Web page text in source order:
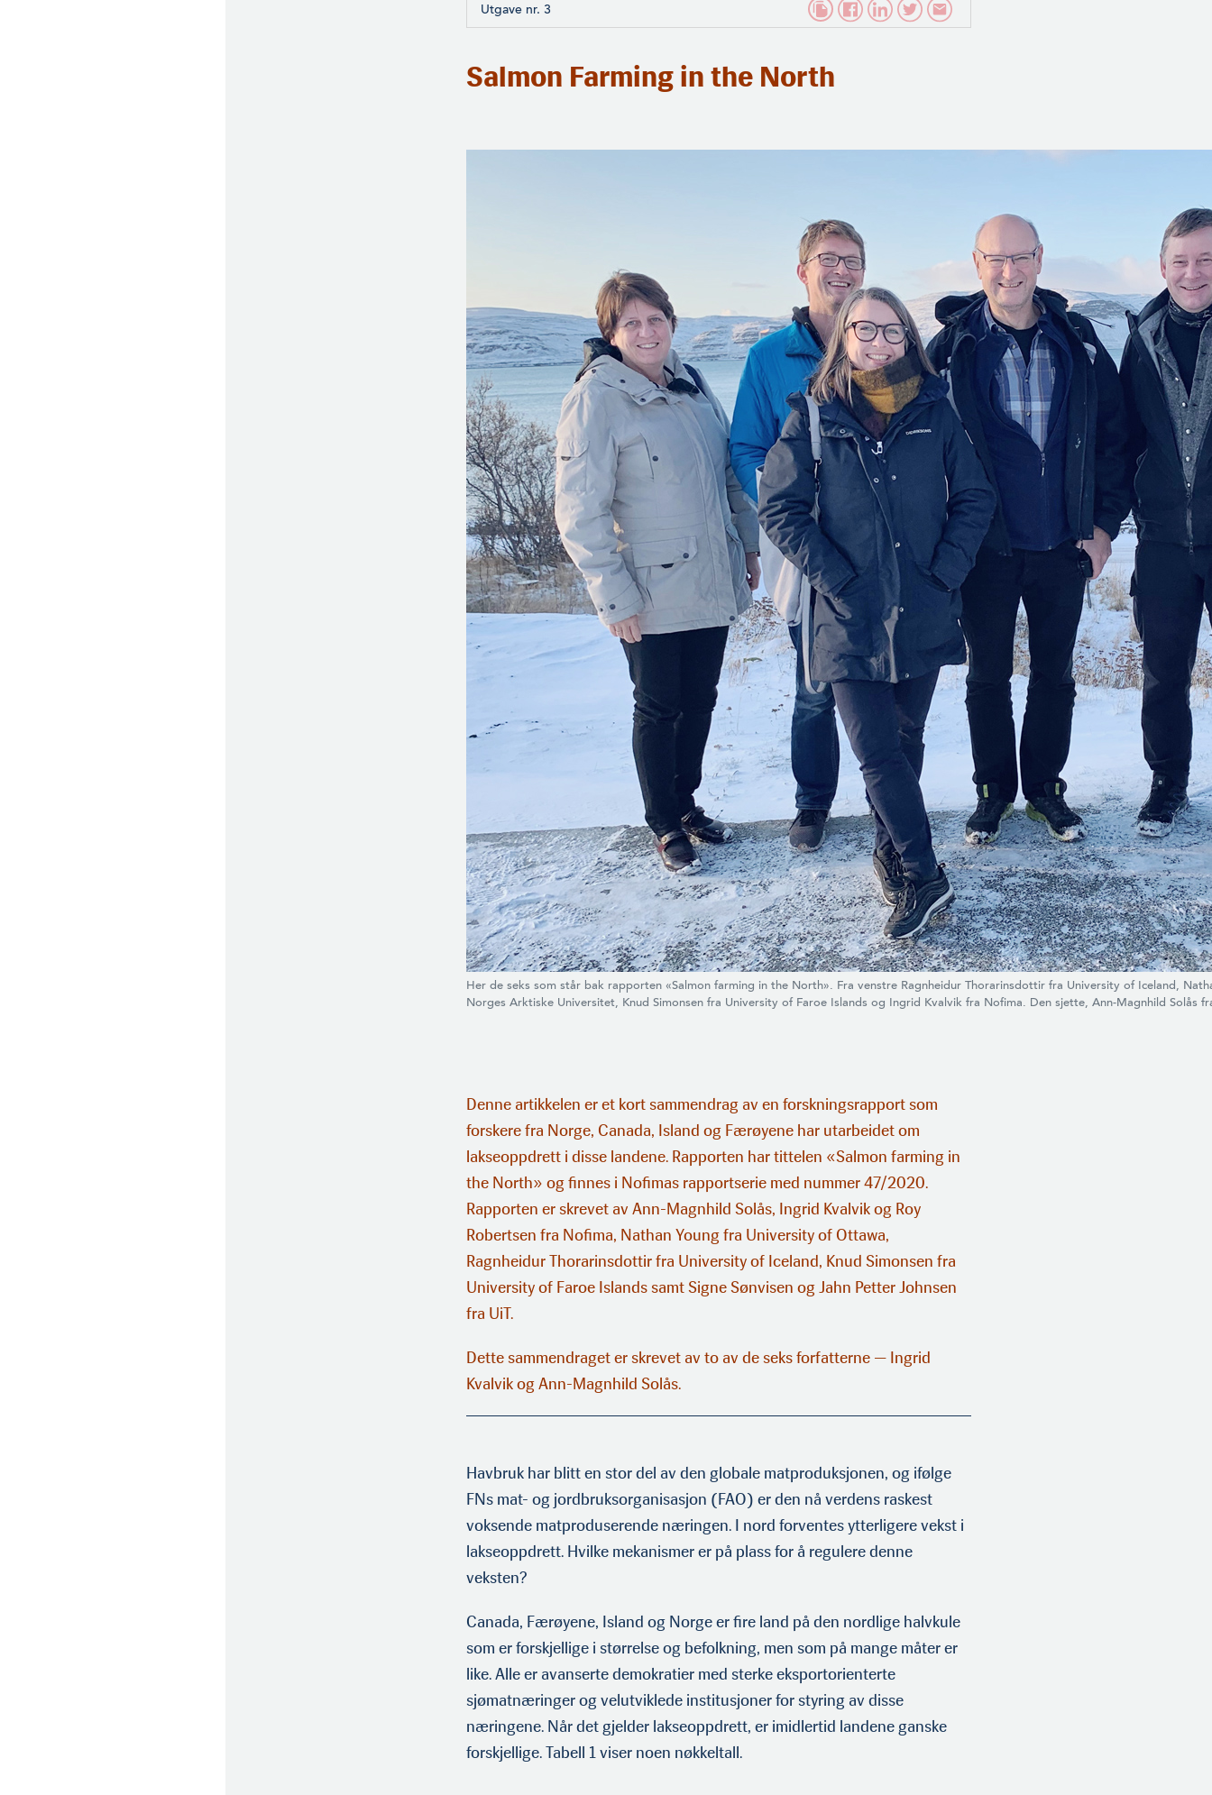
Utgave nr. 3
Salmon Farming in the North
Her de seks som står bak rapporten «Salmon farming in the North». Fra venstre Ragnheidur Thorarinsdottir fra University of Iceland,
Norges Arktiske Universitet, Knud Simonsen fra University of Faroe Islands og Ingrid Kvalvik fra Nofima. Den sjette, Ann-Magnhild Solås
Denne artikkelen er et kort sammendrag av en forskningsrapport som
forskere fra Norge, Canada, Island og Færøyene har utarbeidet om
lakseoppdrett i disse landene. Rapporten har tittelen «Salmon farming in
the North» og finnes i Nofimas rapportserie med nummer 47/2020.
Rapporten er skrevet av Ann-Magnhild Solås, Ingrid Kvalvik og Roy
Robertsen fra Nofima, Nathan Young fra University of Ottawa,
Ragnheidur Thorarinsdottir fra University of Iceland, Knud Simonsen fra
University of Faroe Islands samt Signe Sønvisen og Jahn Petter Johnsen
fra UiT.
Dette sammendraget er skrevet av to av de seks forfatterne — Ingrid
Kvalvik og Ann-Magnhild Solås.
Havbruk har blitt en stor del av den globale matproduksjonen, og ifølge
FNs mat- og jordbruksorganisasjon (FAO) er den nå verdens raskest
voksende matproduserende næringen. I nord forventes ytterligere vekst i
lakseoppdrett. Hvilke mekanismer er på plass for å regulere denne
veksten?
Canada, Færøyene, Island og Norge er fire land på den nordlige halvkule
som er forskjellige i størrelse og befolkn­ing, men som på mange måter er
like. Alle er avanserte demokratier med sterke eksportorienterte
sjømatnæringer og velutviklede institusjoner for styring av disse
næringene. Når det gjelder lakseoppdrett, er imidlertid landene ganske
forskjel­lige. Tabell 1 viser noen nøkkeltall.